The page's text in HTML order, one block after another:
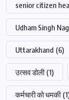
senior citizen
Udham Singh
Uttarakhand (6)
उत्सव डोली (1)
कर्मचारी को धमकी